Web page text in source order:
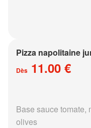
Pizza napolitaine
Dès 11.00 €
Base sauce tomate,
olives